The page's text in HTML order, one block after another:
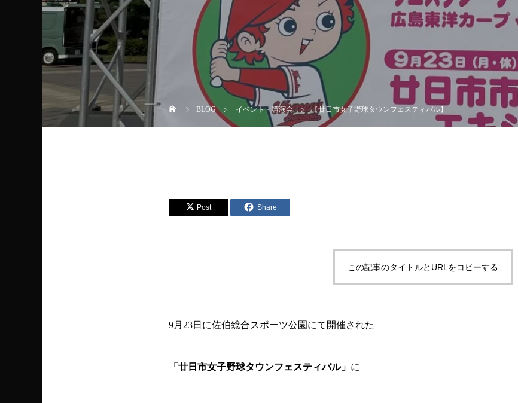
BLOG イベント・講演会 【廿日市女子野球タウンフェスティバル】
Post Share
この記事のタイトルとURLをコピーする
9月23日に佐伯総合スポーツ公園にて開催された
「廿日市女子野球タウンフェスティバル」 に